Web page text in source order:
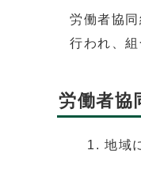
労働者協
行われ、
労働者協
地域